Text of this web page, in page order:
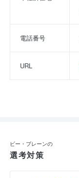
電話番号
URL
ビー・ブレーンの
選考対策